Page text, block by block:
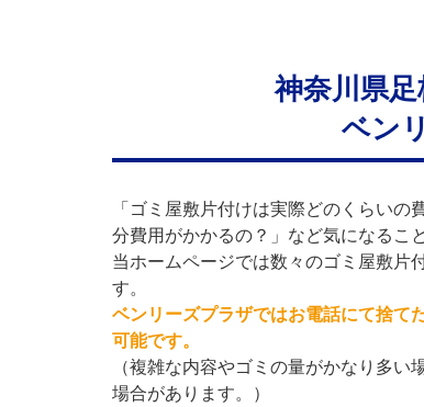
神奈川県
ベン
「ゴミ屋敷片付けは実際どのくらい
分費用がかかるの？」など気になるこ
当ホームページでは数々のゴミ屋敷片
す。
ベンリーズプラザではお電話にて捨て
可能です。
（複雑な内容やゴミの量がかなり多
場合があります。）